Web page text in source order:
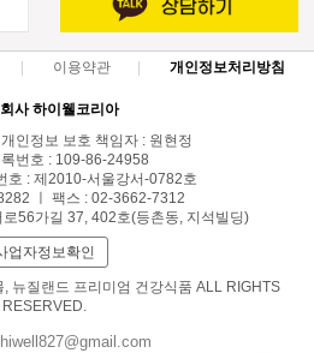
이용약관 개인정보처리방침
사 하이웰코리아
인정보 보호 책임자 : 원현정
번호 : 109-86-24958
호 : 제2010-서울강서-0782호
ㅣ 팩스 : 02-3662-7312
56가길 37, 402호(등촌동, 지석빌딩)
업자정보확인
뉴질랜드 프리미엄 건강식품 ALL RIGHTS
RESERVED.